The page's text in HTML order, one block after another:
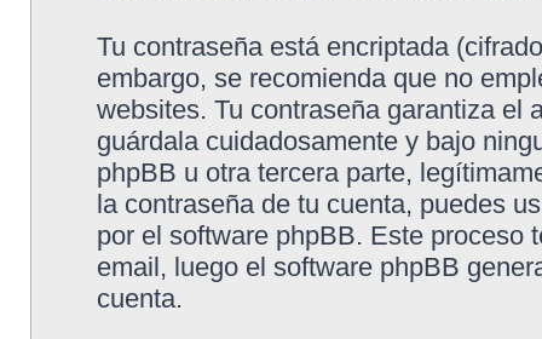
Tu contraseña está encriptada
embargo, se recomienda que no
websites. Tu contraseña garantiza el
guárdala cuidadosamente y bajo
phpBB u otra tercera parte,
la contraseña de tu cuenta, puedes
por el software phpBB. Este proceso
email, luego el software phpBB
cuenta.